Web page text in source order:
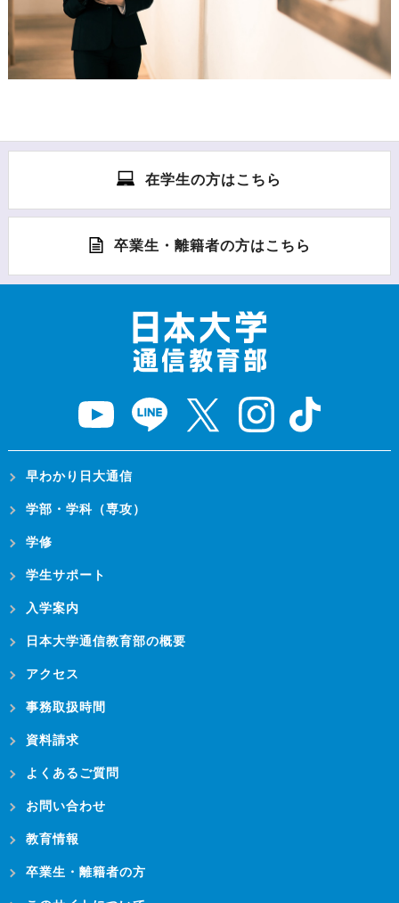
在学生の方はこちら
卒業生・離籍者の方はこちら
早わかり日大通信
学部・学科（専攻）
学修
学生サポート
入学案内
日本大学通信教育部の概要
アクセス
事務取扱時間
資料請求
よくあるご質問
お問い合わせ
教育情報
卒業生・離籍者の方